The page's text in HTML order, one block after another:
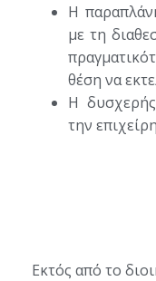
Η
με τη
θέση να
Η
την
Εκτός από το